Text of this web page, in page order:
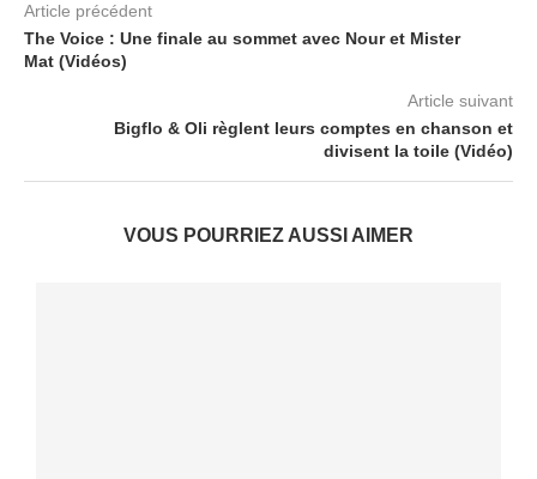
Article précédent
The Voice : Une finale au sommet avec Nour et Mister
Mat (Vidéos)
Article suivant
Bigflo & Oli règlent leurs comptes en chanson et
divisent la toile (Vidéo)
VOUS POURRIEZ AUSSI AIMER